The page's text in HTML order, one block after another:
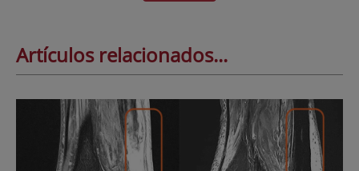
Artículos relacionados...